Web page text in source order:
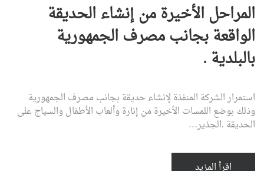
المراحل الأخيرة من إنشاء الحديقة
الواقعة بجانب مصرف الجمهورية
بالبلدية .
استمرار الشركة المنفذة لإنشاء حديقة بجانب مصرف الجمهورية
وذلك بوضع اللمسات الأخيرة من إنارة وألعاب الأطفال والسياج على
الحديقة .الجذير…